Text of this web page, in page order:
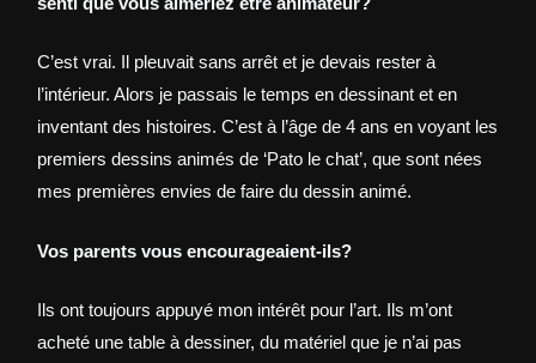
C’est vrai. Il pleuvait sans arrêt et je devais rester à
l’intérieur. Alors je passais le temps en dessinant et en
inventant des histoires. C’est à l’âge de 4 ans en voyant les
premiers dessins animés de ‘Pato le chat’, que sont nées
mes premières envies de faire du dessin animé.
Vos parents vous encourageaient-ils?
Ils ont toujours appuyé mon intérêt pour l’art. Ils m’ont
acheté une table à dessiner, du matériel que je n’ai pas